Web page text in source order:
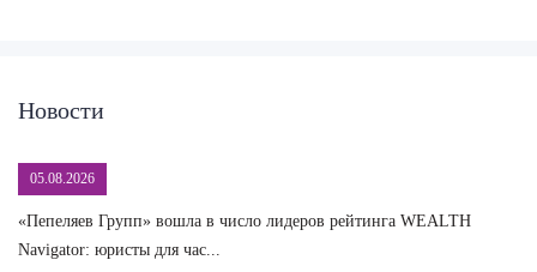
Новости
05.08.2026
«Пепеляев Групп» вошла в число лидеров рейтинга WEALTH
Navigator: юристы для час...